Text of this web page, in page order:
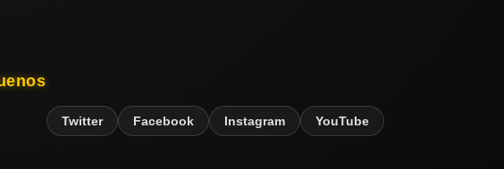
Twitter Facebook Instagram YouTube